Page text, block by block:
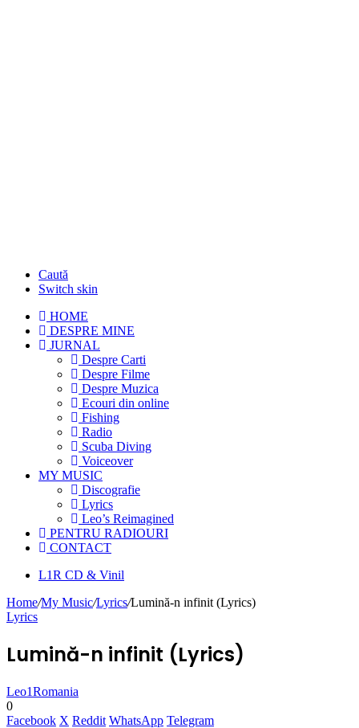
Caută
Switch skin
HOME
DESPRE MINE
JURNAL
Despre Carti
Despre Filme
Despre Muzica
Ecouri din online
Fishing
Radio
Scuba Diving
Voiceover
MY MUSIC
Discografie
Lyrics
Leo’s Reimagined
PENTRU RADIOURI
CONTACT
L1R CD & Vinil
Home/My Music/Lyrics/Lumină-n infinit (Lyrics)
Lyrics
Lumină-n infinit (Lyrics)
Leo1Romania
0
Facebook X Reddit WhatsApp Telegram